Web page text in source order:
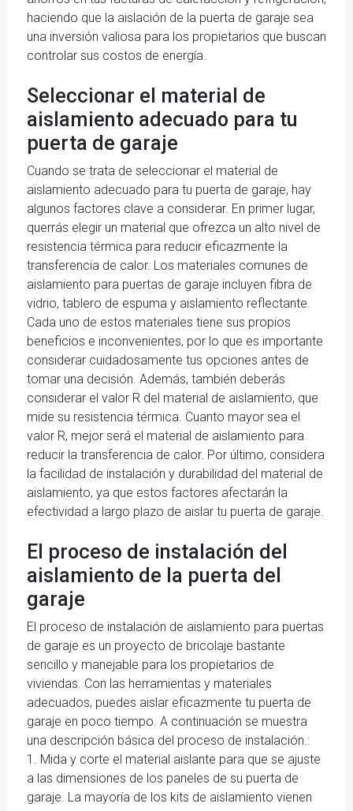
haciendo que la aislación de la puerta de garaje sea
una inversión valiosa para los propietarios que buscan
controlar sus costos de energía.
Seleccionar el material de
aislamiento adecuado para tu
puerta de garaje
Cuando se trata de seleccionar el material de
aislamiento adecuado para tu puerta de garaje, hay
algunos factores clave a considerar. En primer lugar,
querrás elegir un material que ofrezca un alto nivel de
resistencia térmica para reducir eficazmente la
transferencia de calor. Los materiales comunes de
aislamiento para puertas de garaje incluyen fibra de
vidrio, tablero de espuma y aislamiento reflectante.
Cada uno de estos materiales tiene sus propios
beneficios e inconvenientes, por lo que es importante
considerar cuidadosamente tus opciones antes de
tomar una decisión. Además, también deberás
considerar el valor R del material de aislamiento, que
mide su resistencia térmica. Cuanto mayor sea el
valor R, mejor será el material de aislamiento para
reducir la transferencia de calor. Por último, considera
la facilidad de instalación y durabilidad del material de
aislamiento, ya que estos factores afectarán la
efectividad a largo plazo de aislar tu puerta de garaje.
El proceso de instalación del
aislamiento de la puerta del
garaje
El proceso de instalación de aislamiento para puertas
de garaje es un proyecto de bricolaje bastante
sencillo y manejable para los propietarios de
viviendas. Con las herramientas y materiales
adecuados, puedes aislar eficazmente tu puerta de
garaje en poco tiempo. A continuación se muestra
una descripción básica del proceso de instalación.:
1. Mida y corte el material aislante para que se ajuste
a las dimensiones de los paneles de su puerta de
garaje. La mayoría de los kits de aislamiento vienen